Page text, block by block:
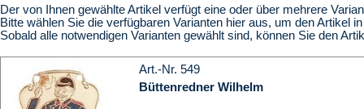
Der von Ihnen gewählte Artikel verfügt eine oder über mehrere
Bitte wählen Sie die verfügbaren Varianten hier aus, um den Artikel
Sobald alle notwendigen Varianten gewählt sind, können Sie den
Art.-Nr. 549
Büttenredner Wilhelm